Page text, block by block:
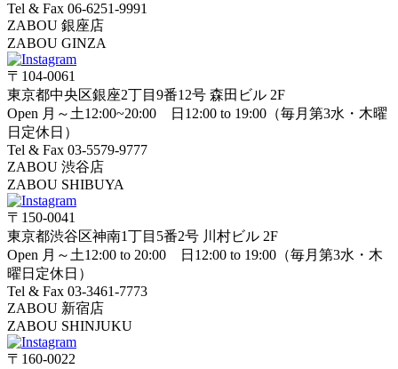
Tel & Fax 06-6251-9991
ZABOU 銀座店
ZABOU GINZA
〒104-0061
東京都中央区銀座2丁目9番12号 森田ビル 2F
Open 月～土12:00~20:00 日12:00 to 19:00（毎月第3水・木曜
日定休日）
Tel & Fax 03-5579-9777
ZABOU 渋谷店
ZABOU SHIBUYA
〒150-0041
東京都渋谷区神南1丁目5番2号 川村ビル 2F
Open 月～土12:00 to 20:00 日12:00 to 19:00（毎月第3水・木
曜日定休日）
Tel & Fax 03-3461-7773
ZABOU 新宿店
ZABOU SHINJUKU
〒160-0022